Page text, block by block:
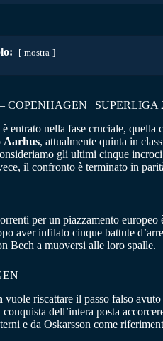
mostra
COPENHAGEN | SUPERLIGA
è entrato nella fase cruciale,
Aarhus, attualmente quinta in
gli ultimi cinque
il confronto è terminato in
per un piazzamento europeo
aver infilato cinque battute
Bech a muoversi alle loro spalle.
vuole riscattare il passo falso
dell’intera posta
e da Oskarsson come